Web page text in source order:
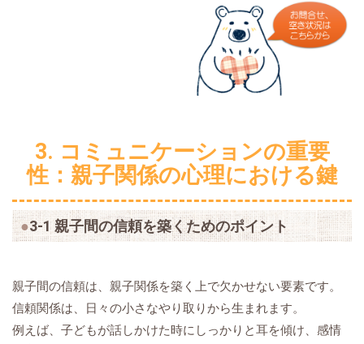
3. コミュニケーションの重要
性：親子関係の心理における鍵
3-1 親子間の信頼を築くためのポイント
親子間の信頼は、親子関係を築く上で欠かせない要素です。
信頼関係は、日々の小さなやり取りから生まれます。
例えば、子どもが話しかけた時にしっかりと耳を傾け、感情